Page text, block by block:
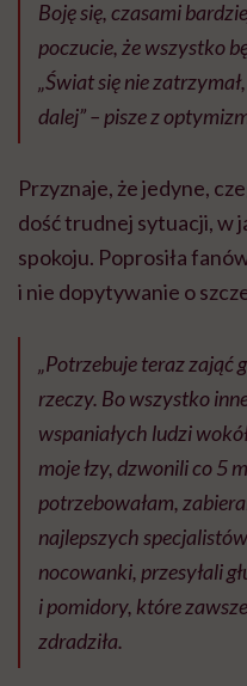
Boję się, czasami
poczucie, że wszystko
„Świat się nie
dalej” – pisze z
Przyznaje, że jedyne,
dość trudnej sytuacji, w
spokoju. Poprosiła
i nie dopytywanie o
„Potrzebuje teraz zająć
rzeczy. Bo wszystko
wspaniałych ludzi
moje łzy, dzwonili co 5
potrzebowałam,
najlepszych
nocowanki, przesyłali
i pomidory, które
zdradziła.